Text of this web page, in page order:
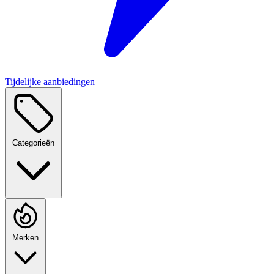
Tijdelijke aanbiedingen
Categorieën
Merken